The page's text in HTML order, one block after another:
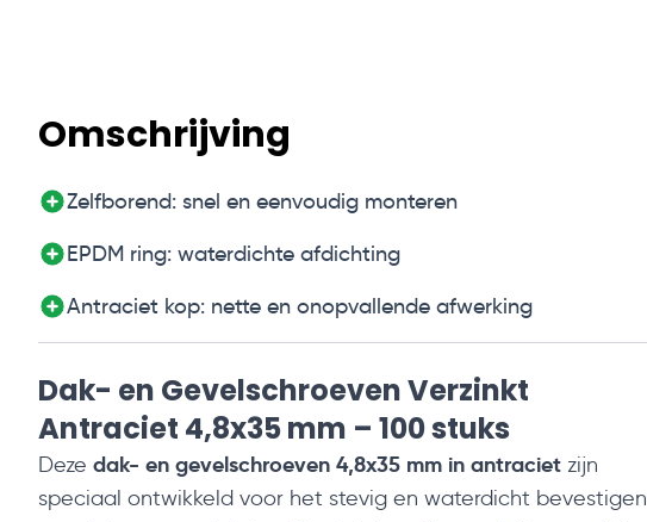
Omschrijving
Zelfborend: snel en eenvoudig monteren
EPDM ring: waterdichte afdichting
Antraciet kop: nette en onopvallende afwerking
Dak- en Gevelschroeven Verzinkt
Antraciet 4,8x35 mm – 100 stuks
Deze dak- en gevelschroeven 4,8x35 mm in antraciet zijn
speciaal ontwikkeld voor het stevig en waterdicht bevestigen